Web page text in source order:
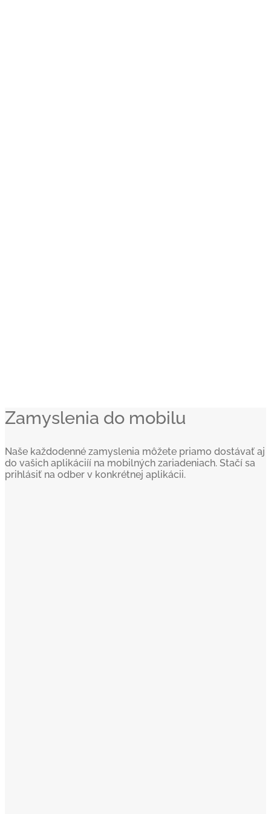
Zamyslenia do mobilu
Naše každodenné zamyslenia môžete priamo dostávať aj
do vašich aplikáciíí na mobilných zariadeniach. Stačí sa
prihlásiť na odber v konkrétnej aplikácii.